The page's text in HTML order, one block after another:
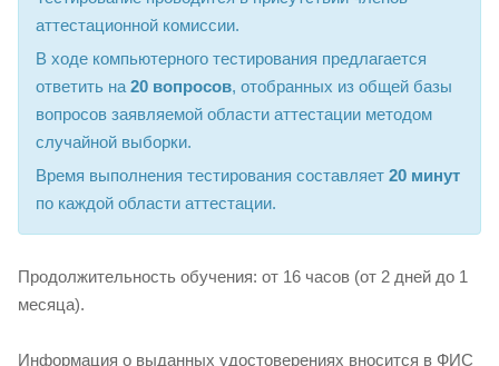
аттестационной комиссии.
В ходе компьютерного тестирования предлагается
ответить на 20 вопросов, отобранных из общей базы
вопросов заявляемой области аттестации методом
случайной выборки.
Время выполнения тестирования составляет 20 минут
по каждой области аттестации.
Продолжительность обучения: от 16 часов (от 2 дней до 1
месяца).
Информация о выданных удостоверениях вносится в ФИС